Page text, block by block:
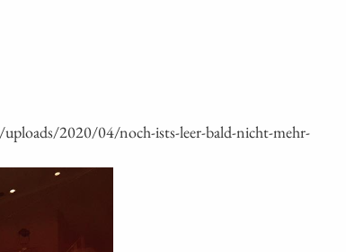
2020/04/noch-ists-leer-bald-nicht-mehr-